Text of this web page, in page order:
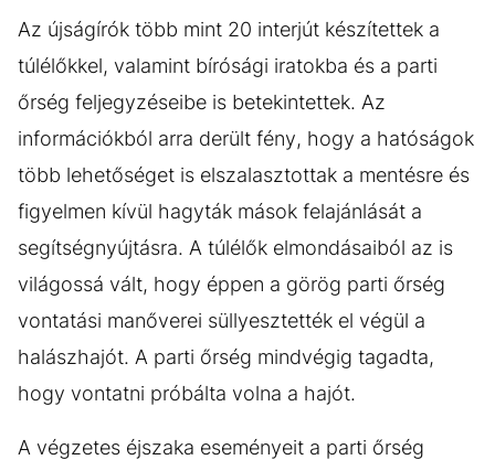
Az újságírók több mint 20 interjút készítettek a
túlélőkkel, valamint bírósági iratokba és a parti
őrség feljegyzéseibe is betekintettek. Az
információkból arra derült fény, hogy a hatóságok
több lehetőséget is elszalasztottak a mentésre és
figyelmen kívül hagyták mások felajánlását a
segítségnyújtásra. A túlélők elmondásaiból az is
világossá vált, hogy éppen a görög parti őrség
vontatási manőverei süllyesztették el végül a
halászhajót. A parti őrség mindvégig tagadta,
hogy vontatni próbálta volna a hajót.
A végzetes éjszaka eseményeit a parti őrség